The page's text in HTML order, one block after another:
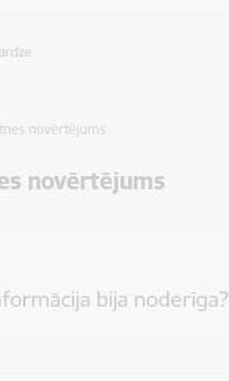
novērtējums
novērtējums
bija noderīga?